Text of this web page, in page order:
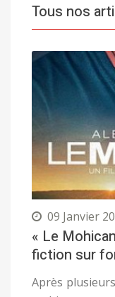
Tous nos
09 Janvier
« Le
fiction sur
Après